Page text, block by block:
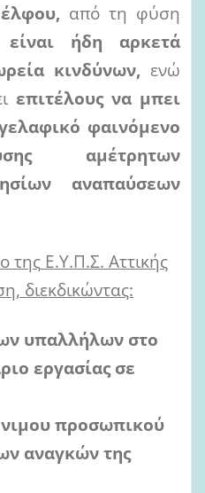
από τη φύση
είναι ήδη αρκετά
κινδύνων, ενώ
επιτέλους να μπει
φαινόμενο
αμέτρητων
αναπαύσεων
της Ε.Υ.Π.Σ. Αττικής
διεκδικώντας:
υπαλλήλων στο
εργασίας σε
προσωπικού
αναγκών της